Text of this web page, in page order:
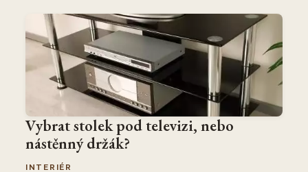
Vybrat stolek pod televizi, nebo
nástěnný držák?
INTERIÉR